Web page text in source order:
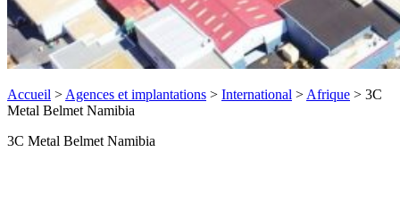
Accueil > Agences et implantations > International > Afrique > 3C
Metal Belmet Namibia
3C Metal Belmet Namibia